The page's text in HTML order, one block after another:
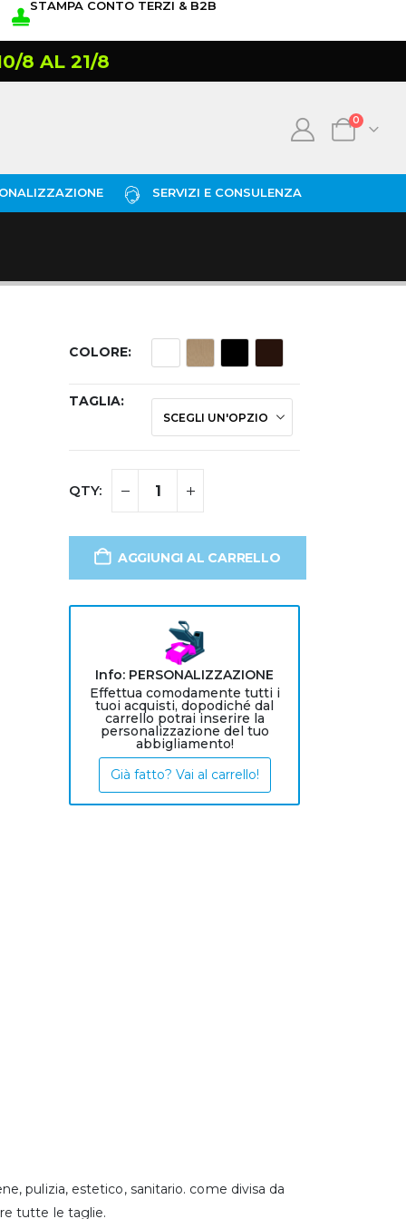
STAMPA CONTO TERZI & B2B
8 AL 21/8
0
SERVIZI E CONSULENZA
COLORE
TAGLIA
AGGIUNGI AL CARRELLO
Info: PERSONALIZZAZIONE
Effettua comodamente tutti i
tuoi acquisti, dopodiché dal
carrello potrai inserire la
personalizzazione del tuo
abbigliamento!
Già fatto? Vai al carrello!
pulizia, estetico, sanitario. come divisa da
tutte le taglie.